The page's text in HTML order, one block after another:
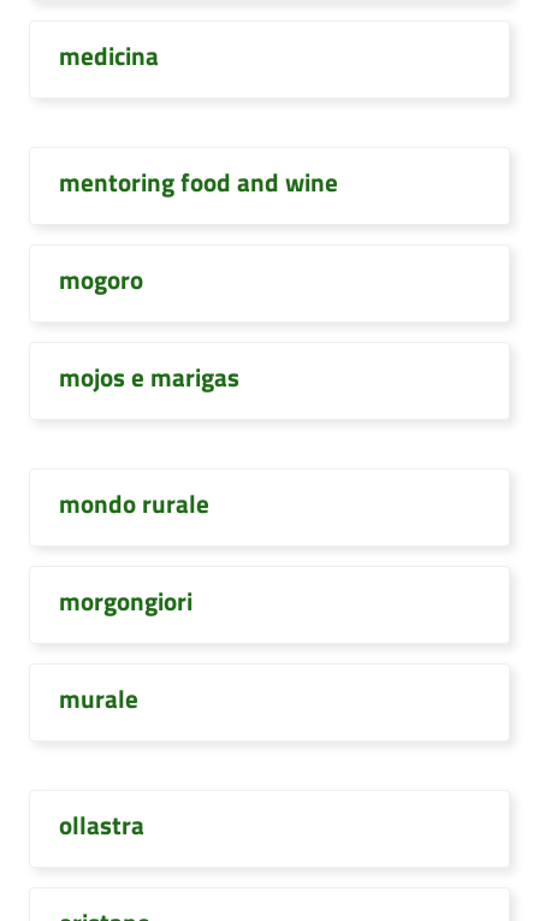
medicina
mentoring food and wine
mogoro
mojos e marigas
mondo rurale
morgongiori
murale
ollastra